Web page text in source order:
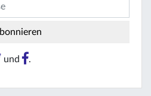
und .